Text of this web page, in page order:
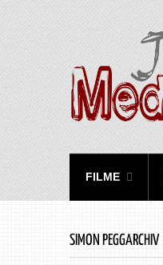
FILME
SIMON PEGGARCHIV